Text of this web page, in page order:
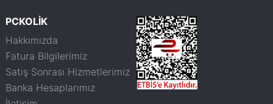
PCKOLİK
Hakkımızda
Fatura Bilgilerimiz
Satış Sonrası Hizmetlerimiz
Banka Hesaplarımız